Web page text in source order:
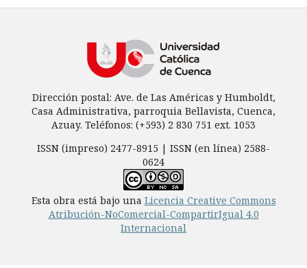
Dirección postal: Ave. de Las Américas y Humboldt,
Casa Administrativa, parroquia Bellavista, Cuenca,
Azuay. Teléfonos: (+593) 2 830 751 ext. 1053
ISSN (impreso) 2477-8915 | ISSN (en línea) 2588-
0624
Esta obra está bajo una Licencia Creative Commons
Atribución-NoComercial-CompartirIgual 4.0
Internacional